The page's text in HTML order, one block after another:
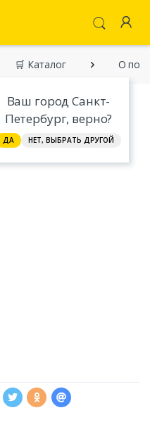
Ваш город Санкт-
Петербург, верно?
ДА НЕТ, ВЫБРАТЬ ДРУГОЙ
🛒 Каталог О